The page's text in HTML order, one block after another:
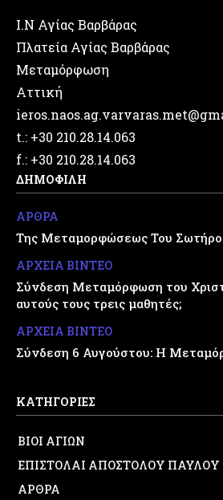
Ι.Ν Αγίας Βαρβάρας
Πλατεία Αγίας Βαρβάρας
Μεταμόρφωση
Αττική
t.: +30 210.28.14.063
f.: +30 210.28.14.063
ΔΗΜΟΦΙΛΗ
ΑΡΘΡΑ
Της Μεταμορφώσεως Του
ΑΡΧΕΙΑ ΒΙΝΤΕΟ
Σύνδεση Μεταμόρφωση του
αυτούς τους τρεις μαθητές;
ΑΡΧΕΙΑ ΒΙΝΤΕΟ
Σύνδεση 6 Αυγούστου: Η
ΚΑΤΗΓΟΡΙΕΣ
ΒΙΟΙ ΑΓΙΩΝ
ΕΠΙΣΤΟΛΑΙ ΑΠΟΣΤΟΛΟΥ ΠΑΥΛΟΥ
ΑΡΘΡΑ